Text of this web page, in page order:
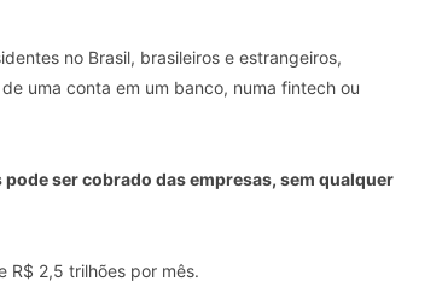
no Brasil, brasileiros e estrangeiros,
uma conta em um banco, numa fintech ou
ser cobrado das empresas, sem qualquer
R$ 2,5 trilhões por mês.